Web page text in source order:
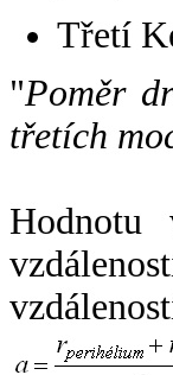
Třetí
"Poměr
třetích
Hodnotu